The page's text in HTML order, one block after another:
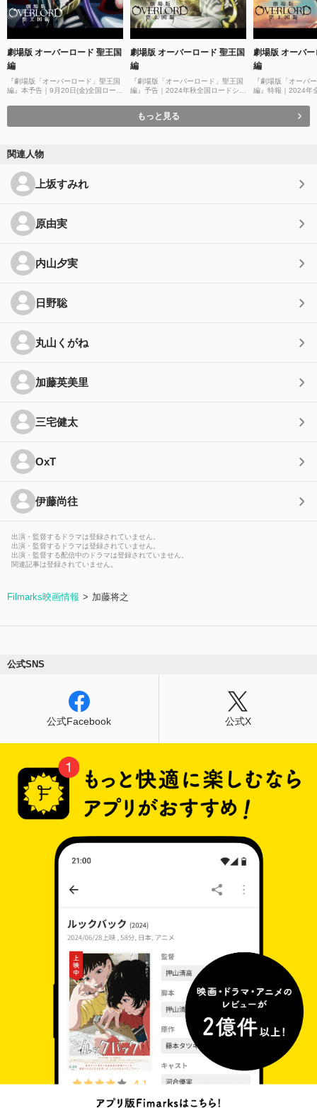
劇場版 オーバーロード 聖王国
編
『劇場版「オーバーロード」聖王国
編』本予告｜9月20日(金)全国ロード
劇場版 オーバーロード 聖王国
編
『劇場版「オーバーロード」聖王国
編』予告｜2024年秋全国ロードショ
劇場版 オーバ
編
『劇場版「オーバ
編』特報｜2024年
もっと見る
関連人物
上坂すみれ
原由実
内山夕実
日野聡
丸山くがね
加藤英美里
三宅健太
OxT
伊藤尚往
出演・監督するドラマは登録されていません。
出演・監督するドラマは登録されていません。
出演・監督する配信中のドラマは登録されていません。
関連記事は登録されていません。
Filmarks映画情報 加藤将之
公式SNS
公式Facebook 公式X